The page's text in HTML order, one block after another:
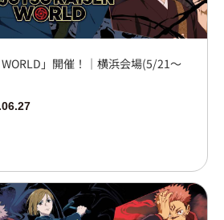
WORLD」開催！｜横浜会場(5/21～